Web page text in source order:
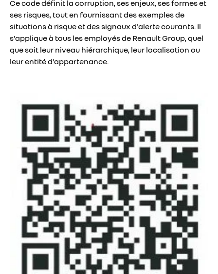
Ce code définit la corruption, ses enjeux, ses formes et
ses risques, tout en fournissant des exemples de
situations à risque et des signaux d'alerte courants. Il
s'applique à tous les employés de Renault Group, quel
que soit leur niveau hiérarchique, leur localisation ou
leur entité d'appartenance.